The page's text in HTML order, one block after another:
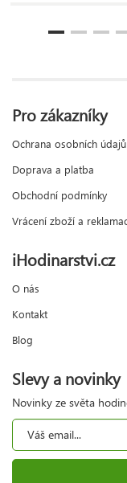
Pro zákazníky
Ochrana osobních údajů
Doprava a platba
Obchodní podmínky
Vrácení zboží a
iHodinarstvi.cz
O nás
Kontakt
Blog
Slevy a novinky
Novinky ze světa